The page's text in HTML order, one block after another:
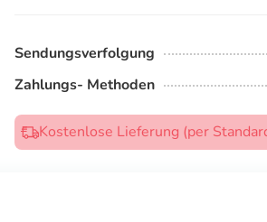
Sendungsverfolgung
Zahlungs- Methoden
Kostenlose Lieferung (per